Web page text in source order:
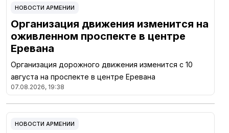
НОВОСТИ АРМЕНИИ
Организация движения изменится на
оживленном проспекте в центре
Еревана
Организация дорожного движения изменится с 10
августа на проспекте в центре Еревана
07.08.2026, 19:38
НОВОСТИ АРМЕНИИ